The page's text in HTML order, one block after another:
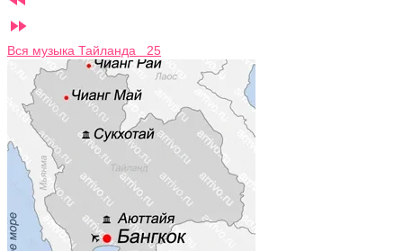

Вся музыка Тайланда 25